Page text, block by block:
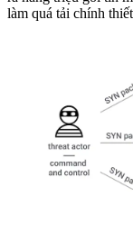
làm quá tải chính